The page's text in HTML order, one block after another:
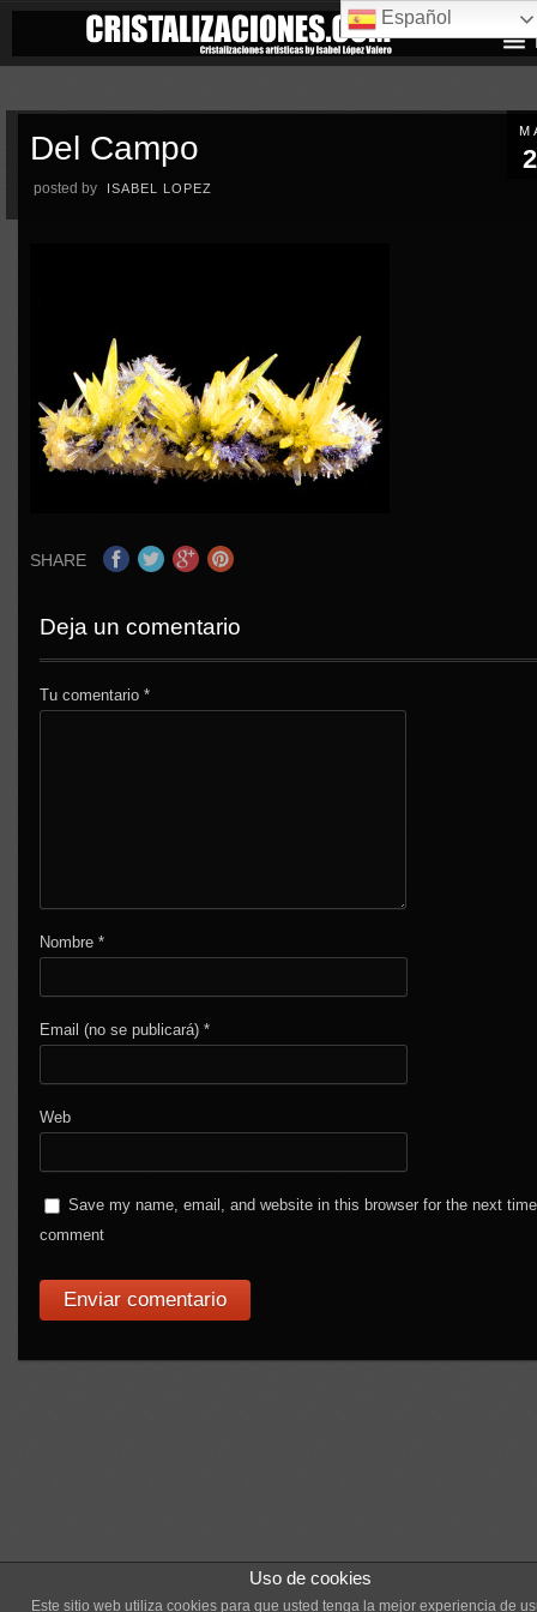
Del Campo
posted by ISABEL LOPEZ
SHARE
Deja un comentario
Tu comentario*
Nombre*
Email (no se publicará)*
Web
Save my name, email, and website in this browser for the next
comment
Uso de cookies
Este sitio web utiliza cookies para que usted tenga la mejor experiencia de
Español